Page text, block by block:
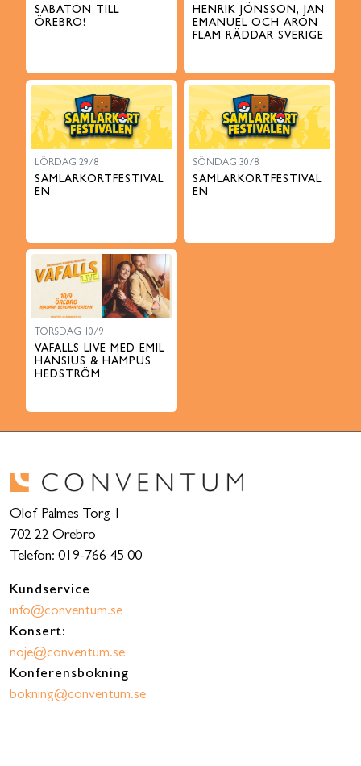
SABATON TILL
ÖREBRO!
HENRIK JÖNSSON, JAN
EMANUEL OCH ARON
FLAM RÄDDAR SVERIGE
LÖRDAG 29/8
SAMLARKORTFESTIVAL
EN
SÖNDAG 30/8
SAMLARKORTFESTIVAL
EN
TORSDAG 10/9
VAFALLS LIVE MED EMIL
HANSIUS & HAMPUS
HEDSTRÖM
Olof Palmes Torg 1
702 22 Örebro
Telefon: 019-766 45 00
Kundservice
info@conventum.se
Konsert:
noje@conventum.se
Konferensbokning
bokning@conventum.se